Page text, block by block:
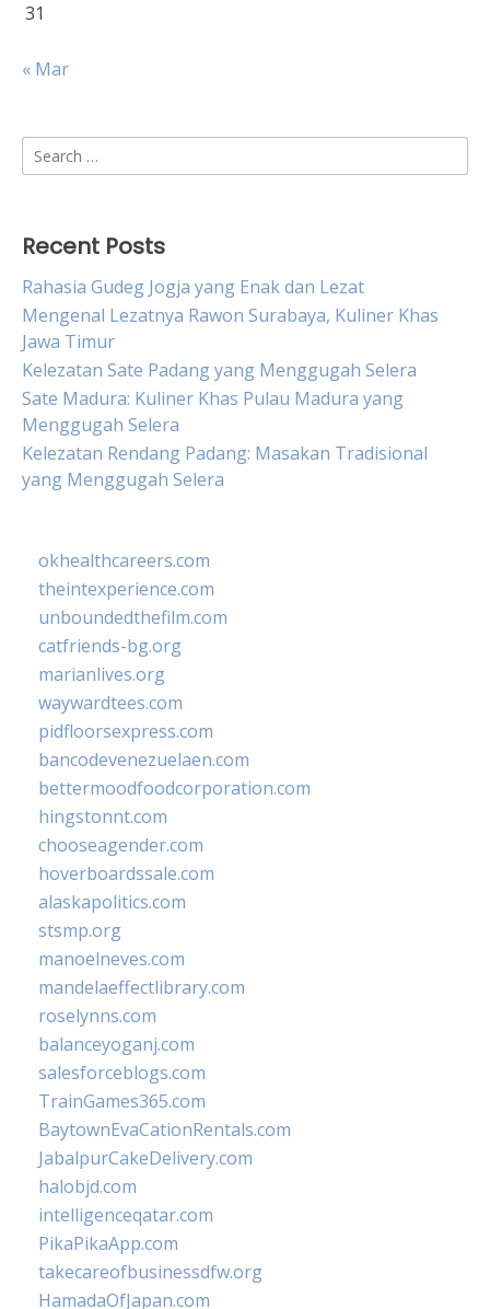
31
« Mar
Search
for:
Recent Posts
Rahasia Gudeg Jogja yang Enak dan Lezat
Mengenal Lezatnya Rawon Surabaya, Kuliner Khas
Jawa Timur
Kelezatan Sate Padang yang Menggugah Selera
Sate Madura: Kuliner Khas Pulau Madura yang
Menggugah Selera
Kelezatan Rendang Padang: Masakan Tradisional
yang Menggugah Selera
okhealthcareers.com
theintexperience.com
unboundedthefilm.com
catfriends-bg.org
marianlives.org
waywardtees.com
pidfloorsexpress.com
bancodevenezuelaen.com
bettermoodfoodcorporation.com
hingstonnt.com
chooseagender.com
hoverboardssale.com
alaskapolitics.com
stsmp.org
manoelneves.com
mandelaeffectlibrary.com
roselynns.com
balanceyoganj.com
salesforceblogs.com
TrainGames365.com
BaytownEvaCationRentals.com
JabalpurCakeDelivery.com
halobjd.com
intelligenceqatar.com
PikaPikaApp.com
takecareofbusinessdfw.org
HamadaOfJapan.com